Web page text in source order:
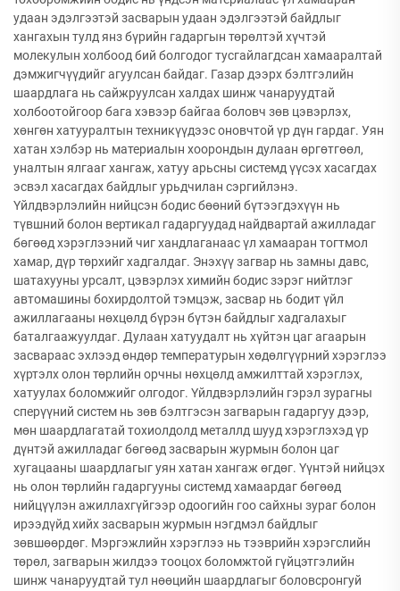
удаан эдэлгээтэй засварын удаан эдэлгээтэй байдлыг
хангахын тулд янз бүрийн гадаргын төрөлтэй хүчтэй
молекулын холбоод бий болгодог тусгайлагдсан хамааралтай
дэмжигчүүдийг агуулсан байдаг. Газар дээрх бэлтгэлийн
шаардлага нь сайжруулсан халдах шинж чанаруудтай
холбоотойгоор бага хэвээр байгаа боловч зөв цэвэрлэх,
хөнгөн хатууралтын техникүүдээс оновчтой үр дүн гардаг. Уян
хатан хэлбэр нь материалын хоорондын дулаан өргөтгөөл,
уналтын ялгааг хангаж, хатуу арьсны системд үүсэх хасагдах
эсвэл хасагдах байдлыг урьдчилан сэргийлэнэ.
Үйлдвэрлэлийн нийцсэн бодис бөөний бүтээгдэхүүн нь
түвшний болон вертикал гадаргуудад найдвартай ажилладаг
бөгөөд хэрэглээний чиг хандлаганаас үл хамааран тогтмол
хамар, дүр төрхийг хадгалдаг. Энэхүү загвар нь замны давс,
шатахууны урсалт, цэвэрлэх химийн бодис зэрэг нийтлэг
автомашины бохирдолтой тэмцэж, засвар нь бодит үйл
ажиллагааны нөхцөлд бүрэн бүтэн байдлыг хадгалахыг
баталгаажуулдаг. Дулаан хатуудалт нь хүйтэн цаг агаарын
засвараас эхлээд өндөр температурын хөдөлгүүрний хэрэглээ
хүртэлх олон төрлийн орчны нөхцөлд амжилттай хэрэглэх,
хатуулах боломжийг олгодог. Үйлдвэрлэлийн гэрэл зурагны
сперүүний систем нь зөв бэлтгэсэн загварын гадаргуу дээр,
мөн шаардлагатай тохиолдолд металлд шууд хэрэглэхэд үр
дүнтэй ажилладаг бөгөөд засварын журмын болон цаг
хугацааны шаардлагыг уян хатан хангаж өгдөг. Үүнтэй нийцэх
нь олон төрлийн гадаргууны системд хамаардаг бөгөөд
нийцүүлэн ажиллахгүйгээр одоогийн гоо сайхны зураг болон
ирээдүйд хийх засварын журмын нэгдмэл байдлыг
зөвшөөрдөг. Мэргэжлийн хэрэглээ нь тээврийн хэрэгслийн
төрөл, загварын жилдээ тооцох боломжтой гүйцэтгэлийн
шинж чанаруудтай тул нөөцийн шаардлагыг боловсронгуй